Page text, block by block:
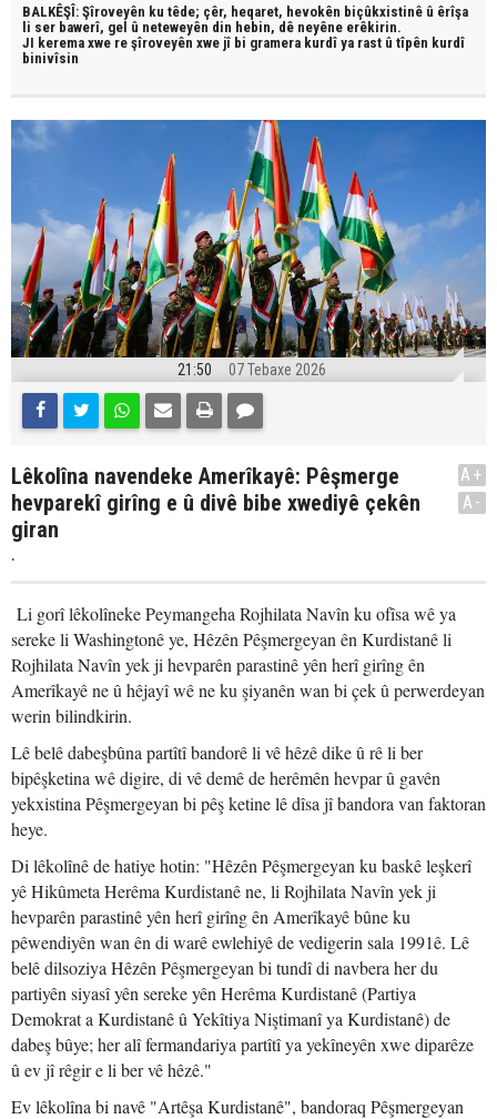
BALKÊŞÎ: Şîroveyên ku têde; çêr, heqaret, hevokên biçûkxistinê û êrîşa
li ser bawerî, gel û neteweyên din hebin, dê neyêne erêkirin.
JI kerema xwe re şîroveyên xwe jî bi gramera kurdî ya rast û tîpên kurdî
binivîsin
21:50 07 Tebaxe 2026
Lêkolîna navendeke Amerîkayê: Pêşmerge
hevparekî girîng e û divê bibe xwediyê çekên
giran
.
A+
A-
Li gorî lêkolîneke Peymangeha Rojhilata Navîn ku ofîsa wê ya
sereke li Washingtonê ye, Hêzên Pêşmergeyan ên Kurdistanê li
Rojhilata Navîn yek ji hevparên parastinê yên herî girîng ên
Amerîkayê ne û hêjayî wê ne ku şiyanên wan bi çek û perwerdeyan
werin bilindkirin.
Lê belê dabeşbûna partîtî bandorê li vê hêzê dike û rê li ber
bipêşketina wê digire, di vê demê de herêmên hevpar û gavên
yekxistina Pêşmergeyan bi pêş ketine lê dîsa jî bandora van faktoran
heye.
Di lêkolînê de hatiye hotin: "Hêzên Pêşmergeyan ku baskê leşkerî
yê Hikûmeta Herêma Kurdistanê ne, li Rojhilata Navîn yek ji
hevparên parastinê yên herî girîng ên Amerîkayê bûne ku
pêwendiyên wan ên di warê ewlehiyê de vedigerin sala 1991ê. Lê
belê dilsoziya Hêzên Pêşmergeyan bi tundî di navbera her du
partiyên siyasî yên sereke yên Herêma Kurdistanê (Partiya
Demokrat a Kurdistanê û Yekîtiya Niştimanî ya Kurdistanê) de
dabeş bûye; her alî fermandariya partîtî ya yekîneyên xwe diparêze
û ev jî rêgir e li ber vê hêzê."
Ev lêkolîna bi navê "Artêşa Kurdistanê", bandoraq Pêşmergeyan